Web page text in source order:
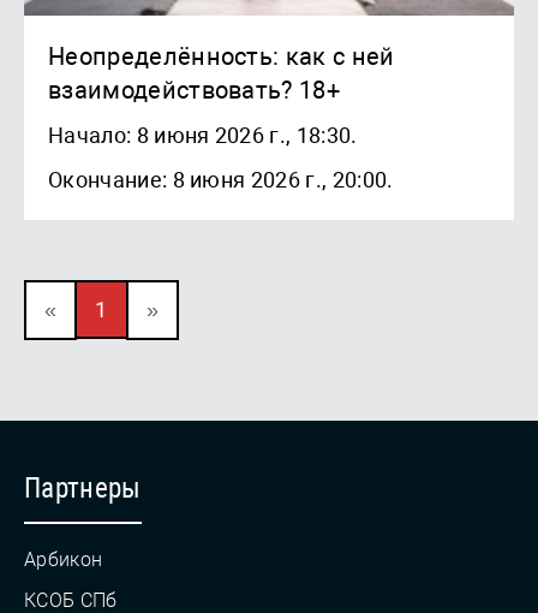
Неопределённость: как с ней
взаимодействовать? 18+
Начало: 8 июня 2026 г., 18:30.
Окончание: 8 июня 2026 г., 20:00.
« 1 »
Партнеры
Арбикон
КСОБ СПб